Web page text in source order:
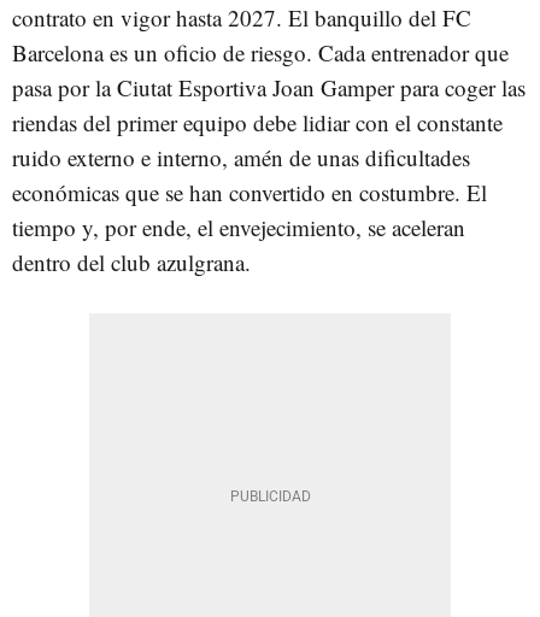
contrato en vigor hasta 2027. El banquillo del FC
Barcelona es un oficio de riesgo. Cada entrenador que
pasa por la Ciutat Esportiva Joan Gamper para coger las
riendas del primer equipo debe lidiar con el constante
ruido externo e interno, amén de unas dificultades
económicas que se han convertido en costumbre. El
tiempo y, por ende, el envejecimiento, se aceleran
dentro del club azulgrana.